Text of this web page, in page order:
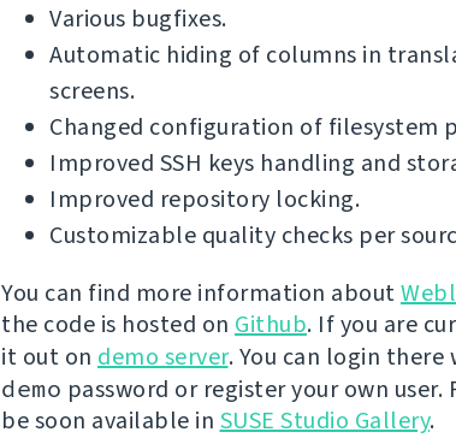
Various bugfixes.
Automatic hiding of columns in
screens.
Changed configuration of filesystem
Improved SSH keys handling and
Improved repository locking.
Customizable quality checks per
You can find more information about
the code is hosted on Github. If you are
it out on demo server. You can login there
demo password or register your own
be soon available in SUSE Studio Gallery.